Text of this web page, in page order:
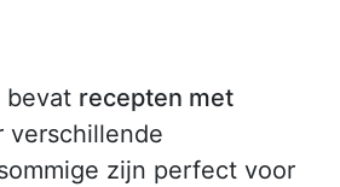
bevat recepten met
verschillende
zijn perfect voor